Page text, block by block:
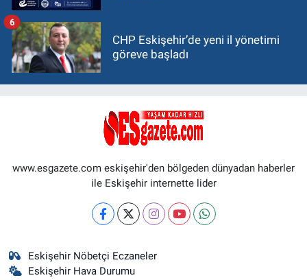
CHP Eskişehir’de yeni il yönetimi
göreve başladı
6
www.esgazete.com eskişehir'den bölgeden dünyadan haberler
ile Eskişehir internette lider
Eskişehir Nöbetçi Eczaneler
Eskişehir Hava Durumu